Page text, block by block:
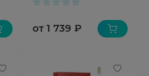
от 1 739 ₽